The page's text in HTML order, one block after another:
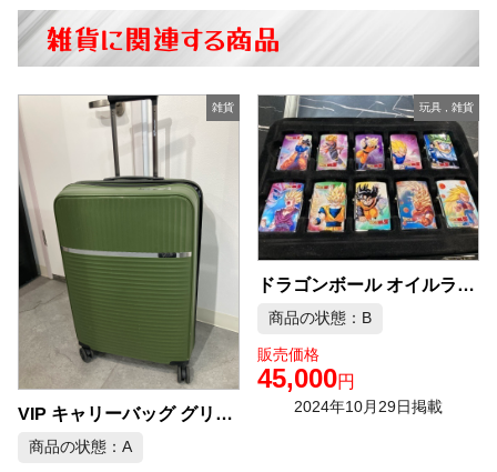
雑貨に関連する商品
雑貨
VIP キャリーバッグ グリーン 中古品販売
商品の状態：A
玩具 雑貨
ドラゴンボール オイルライター 中古品販売
商品の状態：B
販売価格
45,000円
2024年10月29日掲載